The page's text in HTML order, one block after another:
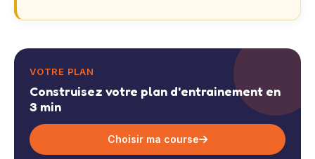
VOTRE PLAN
Construisez votre plan d'entrainement en
3 min
Choisir ma course